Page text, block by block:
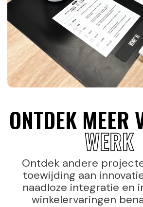
ONTDEK MEER
WERK
Ontdek andere
toewijding aan
naadloze integratie en
winkelervaringen